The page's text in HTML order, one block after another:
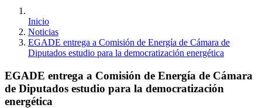
Inicio
Noticias
EGADE entrega a Comisión de Energía de Cámara de
Diputados estudio para la democratización energética
EGADE entrega a Comisión de Energía de Cámara
de Diputados estudio para la democratización
energética